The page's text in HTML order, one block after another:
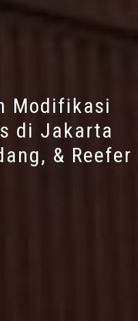
Modifikasi
di Jakarta
& Reefer